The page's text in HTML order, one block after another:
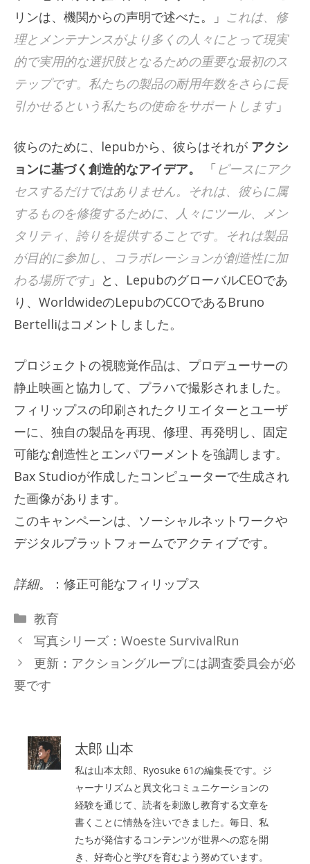
リンは、機関からの声明で述べた。」 これは、修
理とメンテナンスがより多くの人々にとって現実
的で実用的な選択肢となるための重要な最初のス
テップです。私たちの製品の耐用年数をさらに長
引かせるという私たちの使命をサポートします」
彼らのために、lepubから、彼らはそれが アクシ
ョンに基づく創造的なアイデア。
「ピースにアク
セスするだけではありません。それは、彼らに属
するものを修復するために、人々にツール、メン
タリティ、誇りを提供することです。それは製品
が目的に参加し、コラボレーションが創造性に加
わる場所です」と、LepubのグローバルCEOであ
り、WorldwideのLepubのCCOであるBruno
Bertelliはコメントしました。
プロジェクトの視聴覚作品は、プロデューサーの
静止映画と協力して、プラハで撮影されました。
フィリップスの印刷されたクリエイターとユーザ
ーに、独自の製品を再現、修理、再発明し、固定
可能な創造性とエンパワーメントを強調します。
Bax Studioが作成したコンピューターで生成され
た画像があります。
このキャンペーンは、ソーシャルネットワークや
デジタルプラットフォームでアクティブです。
詳細。：修正可能なフィリップス
カ
テ
ゴ
リ
ー
教育
写真シリーズ：Woeste SurvivalRun
更新：アクショングループには調査委員会が必
要です
太郎 山本
私は山本太郎、Ryosuke 61の編集長です。ジ
ャーナリズムと異文化コミュニケーションの
経験を通じて、読者を刺激し教育する文章を
書くことに情熱を注いできました。毎日、私
たちが発信するコンテンツが世界への窓を開
き、好奇心と学びを育むよう努めています。